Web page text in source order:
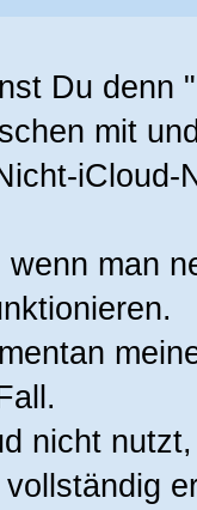
Du denn
mit
iCloud-
man
nicht